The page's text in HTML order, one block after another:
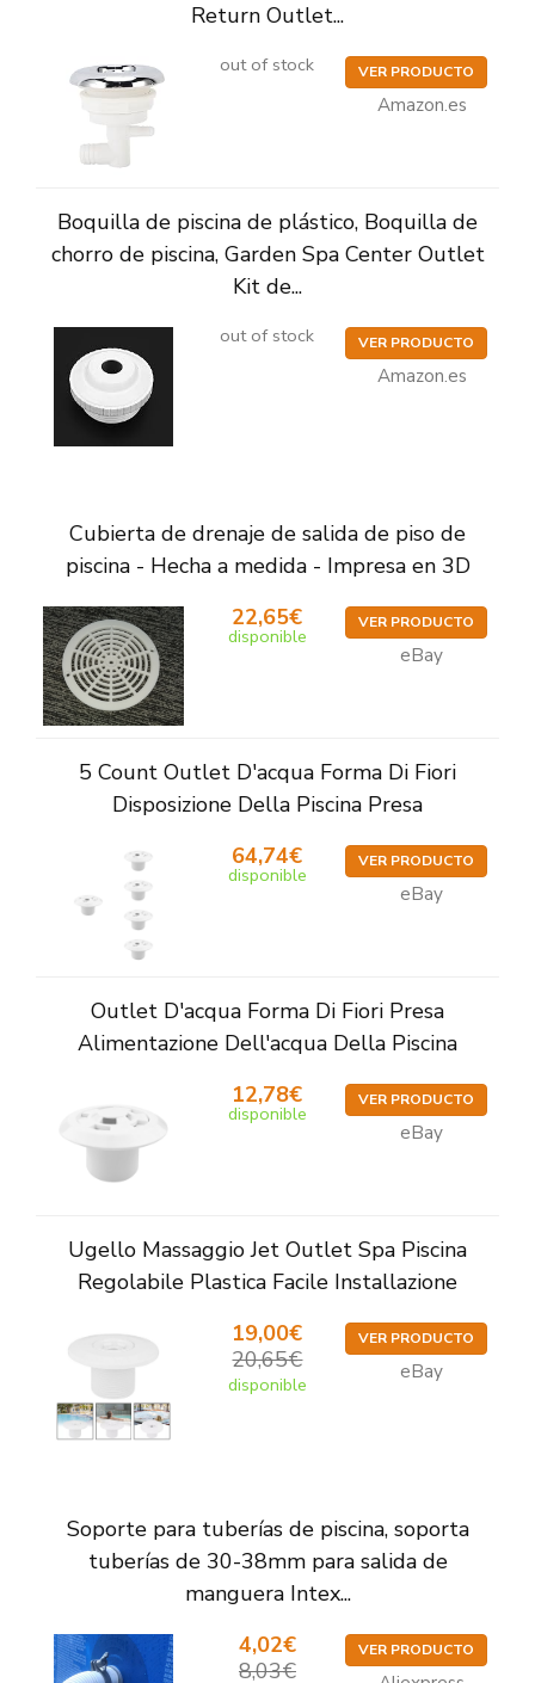
Return Outlet...
out of stock VER PRODUCTO
Amazon.es
Boquilla de piscina de plástico, Boquilla de
chorro de piscina, Garden Spa Center Outlet
Kit de...
out of stock VER PRODUCTO
Amazon.es
Cubierta de drenaje de salida de piso de
piscina - Hecha a medida - Impresa en 3D
22,65€
disponible
VER PRODUCTO
eBay
5 Count Outlet D'acqua Forma Di Fiori
Disposizione Della Piscina Presa
64,74€
disponible
VER PRODUCTO
eBay
Outlet D'acqua Forma Di Fiori Presa
Alimentazione Dell'acqua Della Piscina
12,78€
disponible
VER PRODUCTO
eBay
Ugello Massaggio Jet Outlet Spa Piscina
Regolabile Plastica Facile Installazione
19,00€
20,65€
disponible
VER PRODUCTO
eBay
Soporte para tuberías de piscina, soporta
tuberías de 30-38mm para salida de
manguera Intex...
4,02€
8,03€
VER PRODUCTO